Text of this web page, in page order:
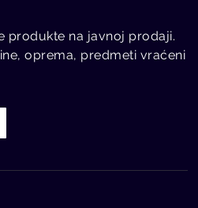
produkte na javnoj prodaji.
oprema, predmeti vraćeni